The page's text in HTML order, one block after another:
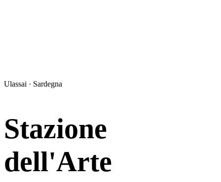
Ulassai · Sardegna
Stazione
dell'Arte